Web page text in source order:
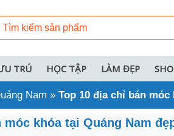
TRÚ HỌC TẬP LÀM ĐẸP
Nam » Top 10 địa chỉ bán
móc khóa tại Quảng Nam